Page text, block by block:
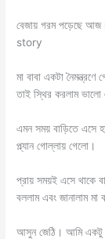
বেজায় গরম পড়েছে
story
মা বাবা একটা
তাই স্থির করলাম ভালো
এমন সময় বাড়িতে এসে
প্ল্যান গোল্লায় গেলো।
প্রায় সময়ই এসে থাকে
বললাম এবং জানালাম মা
আসুন জেঠি। আমি একটু